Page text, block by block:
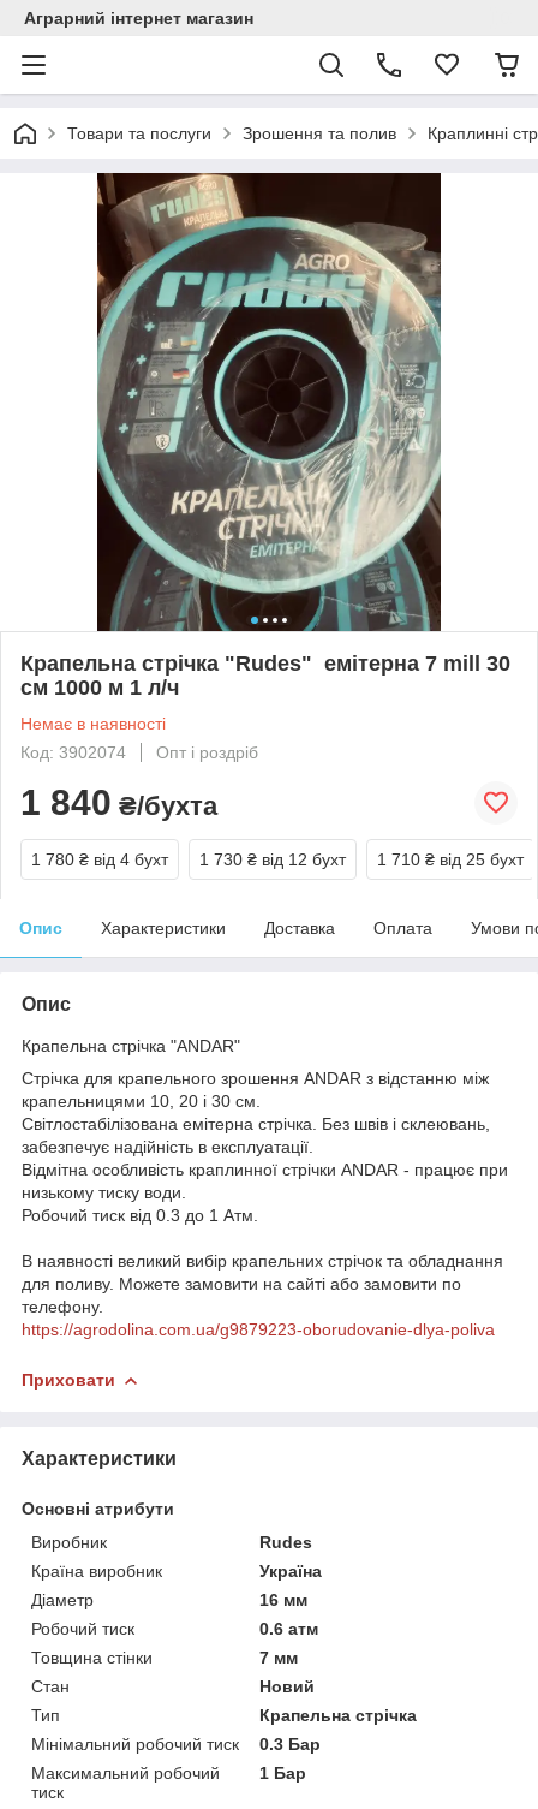
Аграрний інтернет магазин
Товари та послуги Зрошення та полив Краплинні
Крапельна стрічка "Rudes" емітерна 7 mill 30
см 1000 м 1 л/ч
Немає в наявності
Код: 3902074
Опт і роздріб
1 840 ₴/бухта
1 780 ₴ від 4 бухт 1 730 ₴ від 12 бухт 1 710 ₴ від 25 бухт
Опис Характеристики Доставка Оплата Умови
Опис
Крапельна стрічка "ANDAR"
Стрічка для крапельного зрошення ANDAR з відстанню між
крапельницями 10, 20 і 30 см.
Світлостабілізована емітерна стрічка. Без швів і склеювань,
забезпечує надійність в експлуатації.
Відмітна особливість краплинної стрічки ANDAR - працює при
низькому тиску води.
Робочий тиск від 0.3 до 1 Атм.
В наявності великий вибір крапельних стрічок та обладнання
для поливу. Можете замовити на сайті або замовити по
телефону.
https://agrodolina.com.ua/g9879223-oborudovanie-dlya-poliva
Приховати
Характеристики
Основні атрибути
Виробник
Rudes
Країна виробник
Україна
Діаметр
16 мм
Робочий тиск
0.6 атм
Товщина стінки
7 мм
Стан
Новий
Тип
Крапельна стрічка
Мінімальний робочий тиск
0.3 Бар
Максимальний робочий
тиск
1 Бар